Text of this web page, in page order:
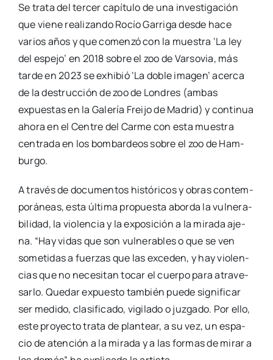
Se tra­ta del ter­cer capí­tu­lo de una inves­ti­ga­ción
que vie­ne rea­li­zan­do Rocío Garri­ga des­de hace
varios años y que comen­zó con la mues­tra ‘La ley
del espe­jo’ en 2018 sobre el zoo de Var­so­via, más
tar­de en 2023 se exhi­bió ‘La doble ima­gen’ acer­ca
de la des­truc­ción de zoo de Lon­dres (ambas
expues­tas en la Gale­ría Frei­jo de Madrid) y con­ti­nua
aho­ra en el Cen­tre del Car­me con esta mues­tra
cen­tra­da en los bom­bar­deos sobre el zoo de Ham­
bur­go.
A tra­vés de docu­men­tos his­tó­ri­cos y obras con­tem­
po­rá­neas, esta últi­ma pro­pues­ta abor­da la vul­ne­ra­
bi­li­dad, la vio­len­cia y la expo­si­ción a la mira­da aje­
na. “Hay vidas que son vul­ne­ra­bles o que se ven
some­ti­das a fuer­zas que las exce­den, y hay vio­len­
cias que no nece­si­tan tocar el cuer­po para atra­ve­
sar­lo. Que­dar expues­to tam­bién pue­de sig­ni­fi­car
ser medi­do, cla­si­fi­ca­do, vigi­la­do o juz­ga­do. Por ello,
este pro­yec­to tra­ta de plan­tear, a su vez, un espa­
cio de aten­ción a la mira­da y a las for­mas de mirar a